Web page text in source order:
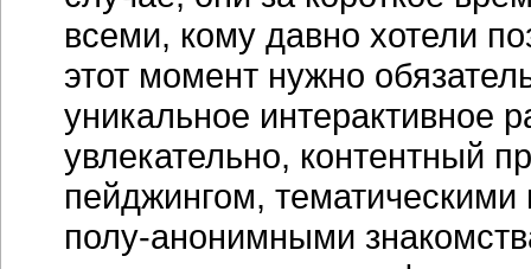
всеми, кому давно хотели
этот момент нужно
уникальное интерактивное
увлекательно, контентный
пейджингом,
полу-анонимными